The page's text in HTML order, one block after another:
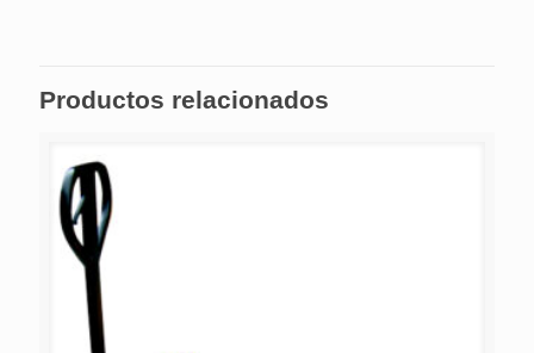
Productos relacionados